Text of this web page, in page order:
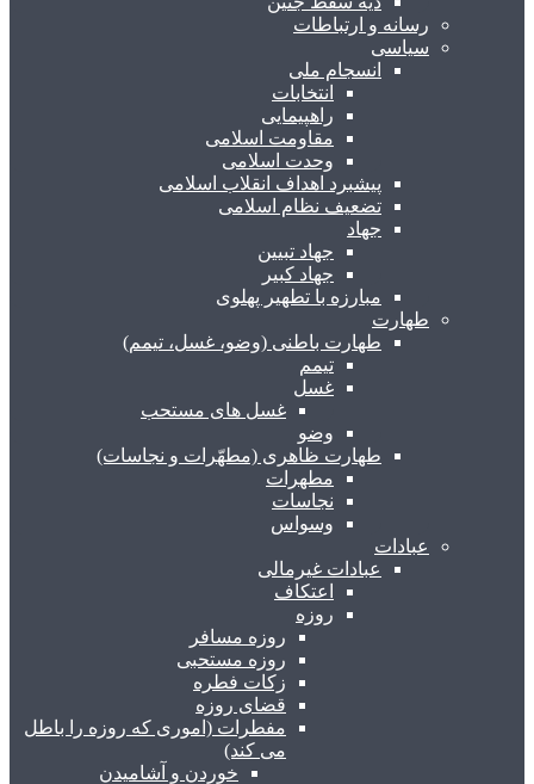
رسانه و ارتباطات
سیاسی
انسجام ملی
انتخابات
راهپیمایی
مقاومت اسلامی
وحدت اسلامی
پیشبرد اهداف انقلاب اسلامی
تضعیف نظام اسلامی
جهاد
جهاد تبیین
جهاد کبیر
مبارزه با تطهیر پهلوی
طهارت
طهارت باطنی (وضو، غسل، تیمم)
تیمم
غسل
غسل های مستحب
وضو
طهارت ظاهری (مطهّرات و نجاسات)
مطهرات
نجاسات
وسواس
عبادات
عبادات غیرمالی
اعتکاف
روزه
روزه مسافر
روزه مستحبی
زکات فطره
قضای روزه
مفطرات (اموری که روزه را باطل
می کند)
خوردن و آشامیدن